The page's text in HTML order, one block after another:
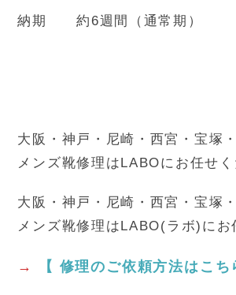
納期 約6週間（通常期）
大阪・神戸・尼崎・西宮・宝塚
メンズ靴修理はLABOにお任せく
大阪・神戸・尼崎・西宮・宝塚
メンズ靴修理はLABO(ラボ)にお
→ 【 修理のご依頼方法はこち